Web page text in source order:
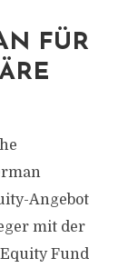
FÜR
Angebot
mit der
Fund